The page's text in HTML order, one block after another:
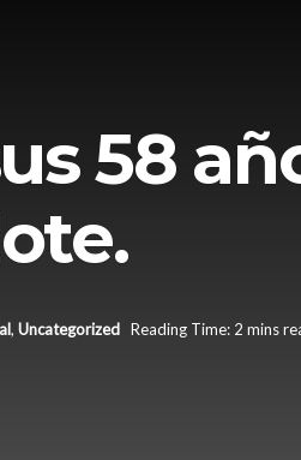
58
, Uncategorized Reading Time: 2 mins